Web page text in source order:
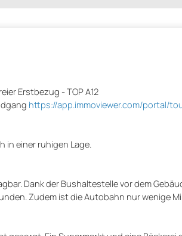
Erstbezug - TOP A12
https://app.immoviewer.com/portal/
in einer ruhigen Lage.
Dank der Bushaltestelle vor dem
Zudem ist die Autobahn nur wenige